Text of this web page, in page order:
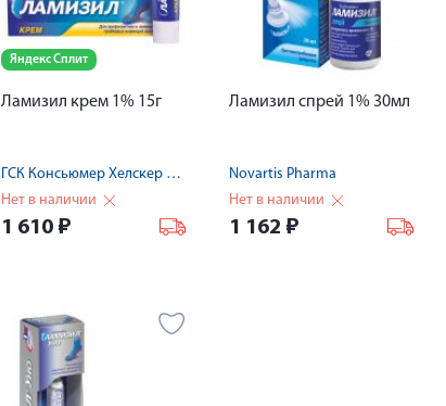
Яндекс Сплит
Ламизил крем 1% 15г
ГСК Консьюмер Хелскер С.А.
Нет в наличии
1 610 ₽
Ламизил спрей 1% 30мл
Novartis Pharma
Нет в наличии
1 162 ₽